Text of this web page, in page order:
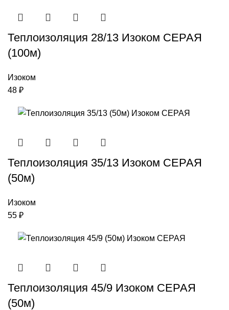
Теплоизоляция 28/13 Изоком СЕРАЯ
(100м)
Изоком
48 ₽
Теплоизоляция 35/13 Изоком СЕРАЯ
(50м)
Изоком
55 ₽
Теплоизоляция 45/9 Изоком СЕРАЯ
(50м)